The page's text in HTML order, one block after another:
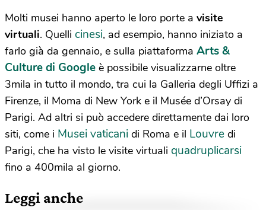
Molti musei hanno aperto le loro porte a visite
virtuali. Quelli cinesi, ad esempio, hanno iniziato a
farlo già da gennaio, e sulla piattaforma Arts &
Culture di Google è possibile visualizzarne oltre
3mila in tutto il mondo, tra cui la Galleria degli Uffizi a
Firenze, il Moma di New York e il Musée d’Orsay di
Parigi. Ad altri si può accedere direttamente dai loro
siti, come i Musei vaticani di Roma e il Louvre di
Parigi, che ha visto le visite virtuali quadruplicarsi
fino a 400mila al giorno.
Leggi anche